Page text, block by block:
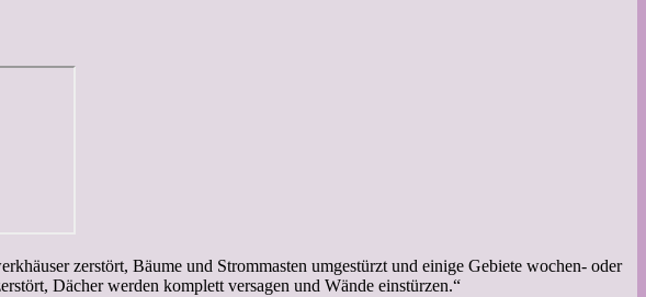
zerstört, Bäume und Strommasten umgestürzt und einige Gebiete wochen- oder
Dächer werden komplett versagen und Wände einstürzen.“